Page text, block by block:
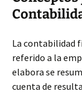
La contabilidad
referido a la
elabora se
cuenta de